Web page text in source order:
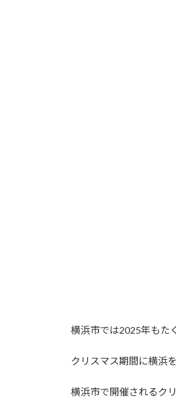
横浜市では2025年もた
クリスマス期間に横浜
横浜市で開催されるク